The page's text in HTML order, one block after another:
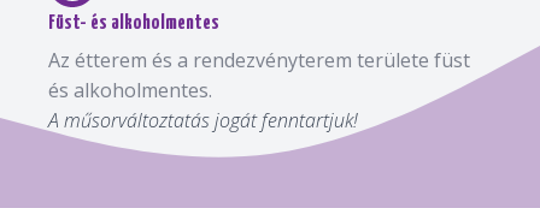
Füst- és alkoholmentes
Az étterem és a rendezvényterem területe füst
és alkoholmentes.
A műsorváltoztatás jogát fenntartjuk!